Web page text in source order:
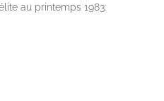
au printemps 1983: